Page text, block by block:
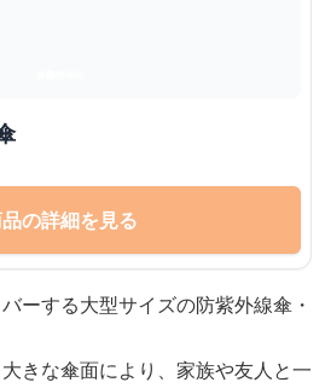
の詳細を見る
ーする大型サイズの防紫外線傘・
きな傘面により、家族や友人と一